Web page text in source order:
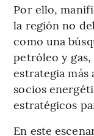
Por ello,
la región no
como una
petróleo y
estrategia
socios
estratégicos
En este